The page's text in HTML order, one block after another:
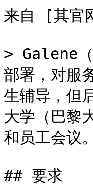
来自 [其
> Galene（
部署，对服
生辅导，但
大学（巴黎
和员工会议。
## 要求